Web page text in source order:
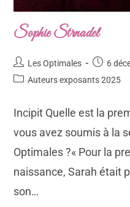
Sophie Strnadel
Les Optimales
6
Auteurs exposants 2025
Incipit Quelle est la
vous avez soumis à la
Optimales ?« Pour la
naissance, Sarah était
son…